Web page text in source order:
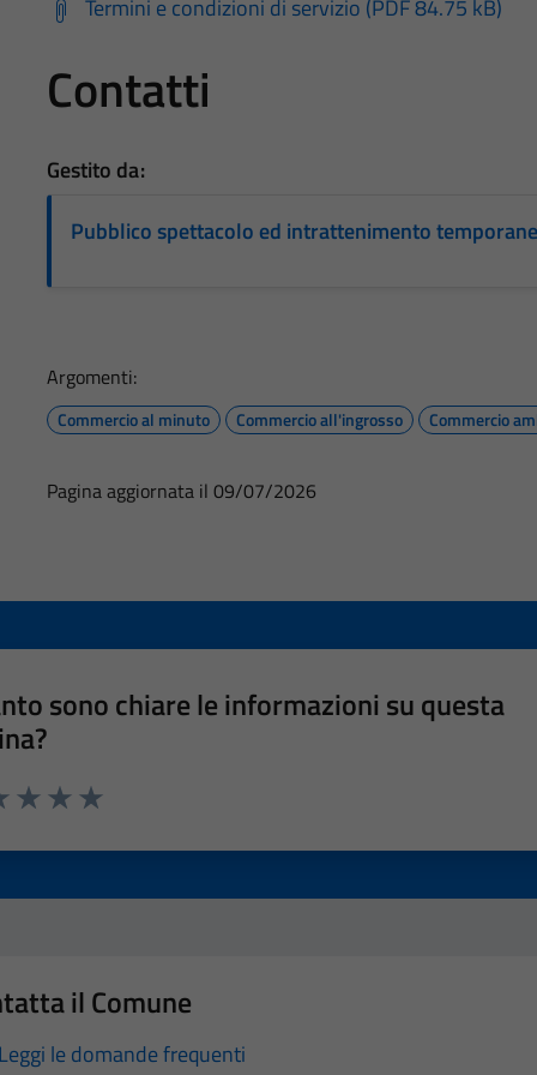
Termini e condizioni di servizio (PDF 84.75 kB)
Contatti
Gestito da:
Pubblico spettacolo ed intrattenimento
Argomenti:
Commercio al minuto Commercio all'ingrosso Commercio
Pagina aggiornata il 09/07/2026
sono chiare le informazioni su questa
il Comune
le domande frequenti